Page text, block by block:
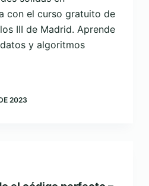
con el curso gratuito de
III de Madrid. Aprende
y algoritmos
2023